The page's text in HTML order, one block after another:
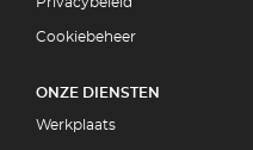
Cookiebeheer
ONZE DIENSTEN
Werkplaats